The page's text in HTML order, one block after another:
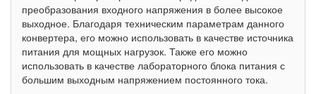
преобразования входного напряжения в более высокое
выходное. Благодаря техническим параметрам данного
конвертера, его можно использовать в качестве источника
питания для мощных нагрузок. Также его можно
использовать в качестве лабораторного блока питания с
большим выходным напряжением постоянного тока.